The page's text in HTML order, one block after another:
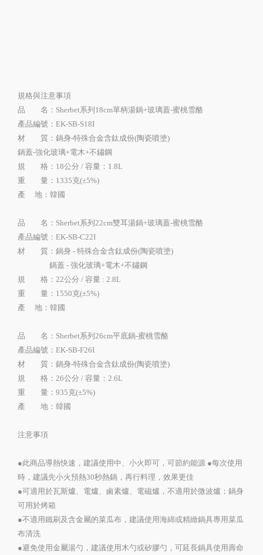
規格與注意事項
品 名：Sherbet系列18cm單柄湯鍋+玻璃蓋-蜜桃雪酪
產品編號：EK-SB-S18I
材 質：鍋身-特殊合金含鈦成份(陶瓷噴塗)
鍋蓋-強化玻璃+電木+不鏽鋼
規 格：18公分 / 容量：1.8L
重 量：1335克(±5%)
產 地：韓國
品 名：Sherbet系列22cm雙耳湯鍋+玻璃蓋-蜜桃雪酪
產品編號：EK-SB-C22I
材 質：鍋身 - 特殊合金含鈦成份(陶瓷噴塗)
鍋蓋 - 強化玻璃+電木+不鏽鋼
規 格：22公分 / 容量 : 2.8L
重 量：1550克(±5%)
產 地：韓國
品 名：Sherbet系列26cm平底鍋-蜜桃雪酪
產品編號：EK-SB-F26I
材 質：鍋身-特殊合金含鈦成份(陶瓷噴塗)
規 格：26公分 / 容量：2.6L
重 量：935克(±5%)
產 地：韓國
注意事項
●此商品導熱快速，建議使用中、小火即可，可節約能源 ●每次使用
時，建議先小火預熱30秒熱鍋，再行料理，效果更佳
●可適用於瓦斯爐、電爐、鹵素爐、電磁爐，不適用於微波爐；鍋身
可用於烤箱
●不適用鐵刷及含金屬的菜瓜布，建議使用海綿或精緻鍋具專用菜瓜
布清洗
●避免使用金屬湯勺，建議使用木勺或矽膠勺，可延長鍋具使用壽命